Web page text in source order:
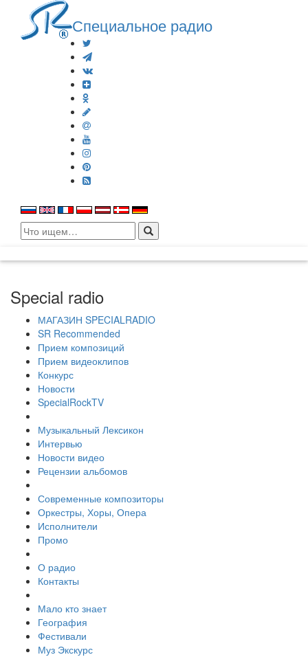
Специальное радио
Search
for:
Special radio
МАГАЗИН SPECIALRADIO
SR Recommended
Прием композиций
Прием видеоклипов
Конкурс
Новости
SpecialRockTV
Музыкальный Лексикон
Интервью
Новости видео
Рецензии альбомов
Современные композиторы
Оркестры, Хоры, Опера
Исполнители
Промо
О радио
Контакты
Мало кто знает
География
Фестивали
Муз Экскурс